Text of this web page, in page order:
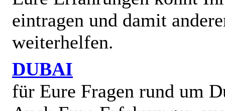
eintragen und damit
weiterhelfen.
DUBAI
für Eure Fragen rund um